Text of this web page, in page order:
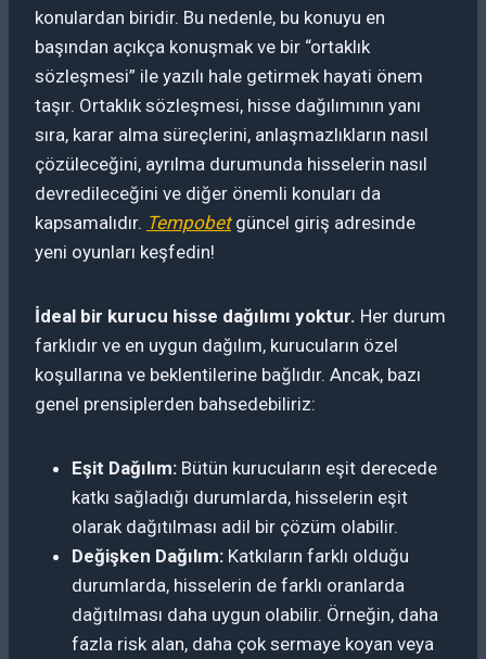
konulardan biridir. Bu nedenle, bu konuyu en
başından açıkça konuşmak ve bir “ortaklık
sözleşmesi” ile yazılı hale getirmek hayati önem
taşır. Ortaklık sözleşmesi, hisse dağılımının yanı
sıra, karar alma süreçlerini, anlaşmazlıkların nasıl
çözüleceğini, ayrılma durumunda hisselerin nasıl
devredileceğini ve diğer önemli konuları da
kapsamalıdır. Tempobetgüncel giriş adresinde
yeni oyunları keşfedin!
İdeal bir kurucu hisse dağılımı yoktur. Her durum
farklıdır ve en uygun dağılım, kurucuların özel
koşullarına ve beklentilerine bağlıdır. Ancak, bazı
genel prensiplerden bahsedebiliriz:
Eşit Dağılım: Bütün kurucuların eşit derecede
katkı sağladığı durumlarda, hisselerin eşit
olarak dağıtılması adil bir çözüm olabilir.
Değişken Dağılım: Katkıların farklı olduğu
durumlarda, hisselerin de farklı oranlarda
dağıtılması daha uygun olabilir. Örneğin, daha
fazla risk alan, daha çok sermaye koyan veya